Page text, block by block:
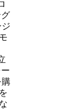
購